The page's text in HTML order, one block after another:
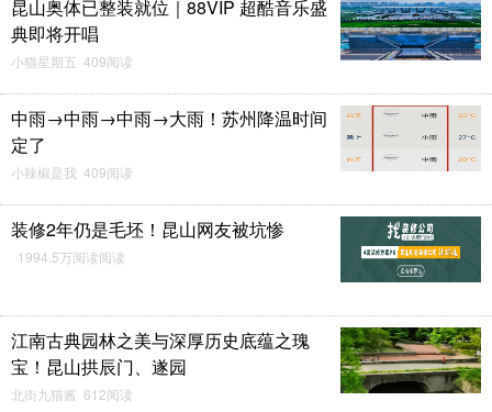
昆山奥体已整装就位｜88VIP 超酷音乐盛
典即将开唱
小猫星期五 409阅读
中雨→中雨→中雨→大雨！苏州降温时间
定了
小辣椒是我 409阅读
装修2年仍是毛坯！昆山网友被坑惨
1994.5万阅读阅读
江南古典园林之美与深厚历史底蕴之瑰
宝！昆山拱辰门、遂园
北街九猫酱 612阅读